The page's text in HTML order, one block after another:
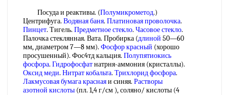
Посуда и реактивы. (Полумикрометод.)
Центрифуга. Водяная баня. Платиновая проволочка.
Пинцет. Тигель. Предметное стекло. Часовое стекло.
Палочка стеклянная. Вата. Пробирка (длиной 50—60
мм, диаметром 7—8 мм). Фосфор красный (хорошо
просушенный). Фос4тд кальция. Полупятиокись
фосфора. Гидрофосфатнатрня-аммония (кристаллы).
Оксид меди. Нитрат кобальта. Трихлорид фосфора.
Лакмусовая бумага краснаяи синяя. Растворы
азотной кислоты (пл. 1,4 г/см ), соляно/ кислоты (4